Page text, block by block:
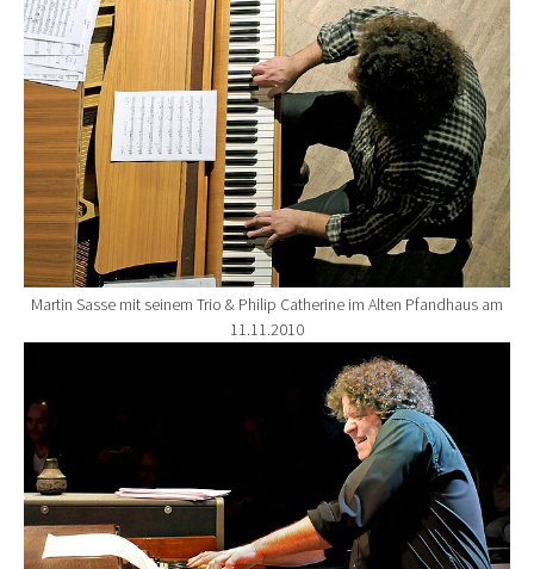
Martin Sasse mit seinem Trio & Philip Catherine im Alten Pfandhaus am
11.11.2010